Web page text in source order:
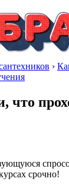
›
что
срочно!